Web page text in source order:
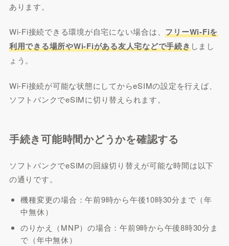
あります。
Wi-Fi接続できる環境が自宅にない場合は、フリーWi-Fiを
利用できる場所やWi-Fiがある友人宅などで手続きしまし
ょう。
Wi-Fi接続が可能な状態にしてからeSIMの設定を行えば、
ソフトバンクでeSIMに切り替えられます。
手続き可能時間かどうかを確認する
ソフトバンクでeSIMの回線切り替えが可能な時間は以下
の通りです。
機種変更の場合：午前9時から午後10時30分まで（年
中無休）
のりかえ（MNP）の場合：午前9時から午後8時30分ま
で（年中無休）